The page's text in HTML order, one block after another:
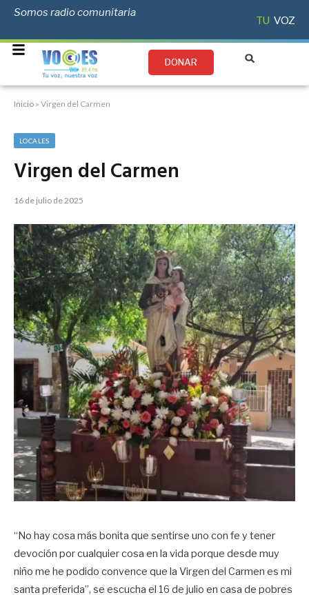
Somos radio comunitaria
TU VOZ
DONAR
Inicio » Virgen del Carmen
LOCALES
Virgen del Carmen
16 de julio de 2025
“No hay cosa más bonita que sentirse uno con fe y tener
devoción por cualquier cosa en la vida porque desde muy
niño me he podido convence que la Virgen del Carmen es mi
santa preferida”, se escucha el 16 de julio en casa de pobres